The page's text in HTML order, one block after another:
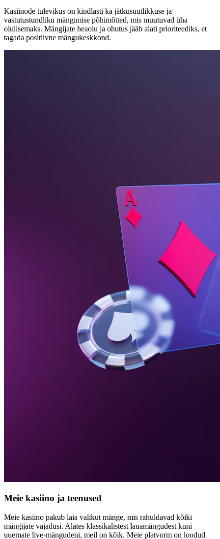
Kasiinode tulevikus on kindlasti ka jätkusuutlikkuse ja
vastutustundliku mängimise põhimõtted, mis muutuvad üha
olulisemaks. Mängijate heaolu ja ohutus jääb alati prioriteediks, et
tagada positiivne mängukeskkond.
Meie kasiino ja teenused
Meie kasiino pakub laia valikut mänge, mis rahuldavad kõiki
mängijate vajadusi. Alates klassikalistest lauamängudest kuni
uuemate live-mängudeni, meil on kõik. Meie platvorm on loodud